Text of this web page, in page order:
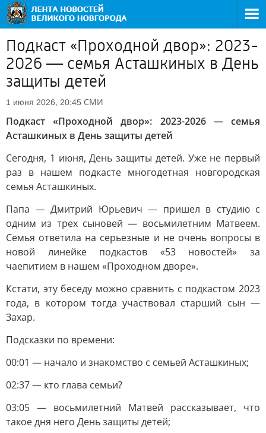
Подкаст «Проходной двор»: 2023-
2026 — семья Асташкиных в День
защиты детей
1 июня 2026, 20:45 СМИ
Подкаст «Проходной двор»: 2023-2026 — семья
Асташкиных в День защиты детей
Сегодня, 1 июня, День защиты детей. Уже не первый
раз в нашем подкасте многодетная новгородская
семья Асташкиных.
Папа — Дмитрий Юрьевич — пришел в студию с
одним из трех сыновей — восьмилетним Матвеем.
Семья ответила на серьезные и не очень вопросы в
новой линейке подкастов «53 новостей» за
чаепитием в нашем «Проходном дворе».
Кстати, эту беседу можно сравнить с подкастом 2023
года, в котором тогда участвовал старший сын —
Захар.
Подсказки по времени:
00:01 — начало и знакомство с семьей Асташкиных;
02:37 — кто глава семьи?
03:05 — восьмилетний Матвей рассказывает, что
такое дня него День защиты детей;